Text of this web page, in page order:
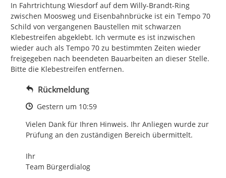
In Fahrtrichtung Wiesdorf auf dem Willy-Brandt-Ring
zwischen Moosweg und Eisenbahnbrücke ist ein Tempo 70
Schild von vergangenen Baustellen mit schwarzen
Klebestreifen abgeklebt. Ich vermute es ist inzwischen
wieder auch als Tempo 70 zu bestimmten Zeiten wieder
freigegeben nach beendeten Bauarbeiten an dieser Stelle.
Bitte die Klebestreifen entfernen.
Rückmeldung
Zeitpunkt des Erstellens
Gestern um 10:59
Vielen Dank für Ihren Hinweis. Ihr Anliegen wurde zur
Prüfung an den zuständigen Bereich übermittelt.
Ihr
Team Bürgerdialog